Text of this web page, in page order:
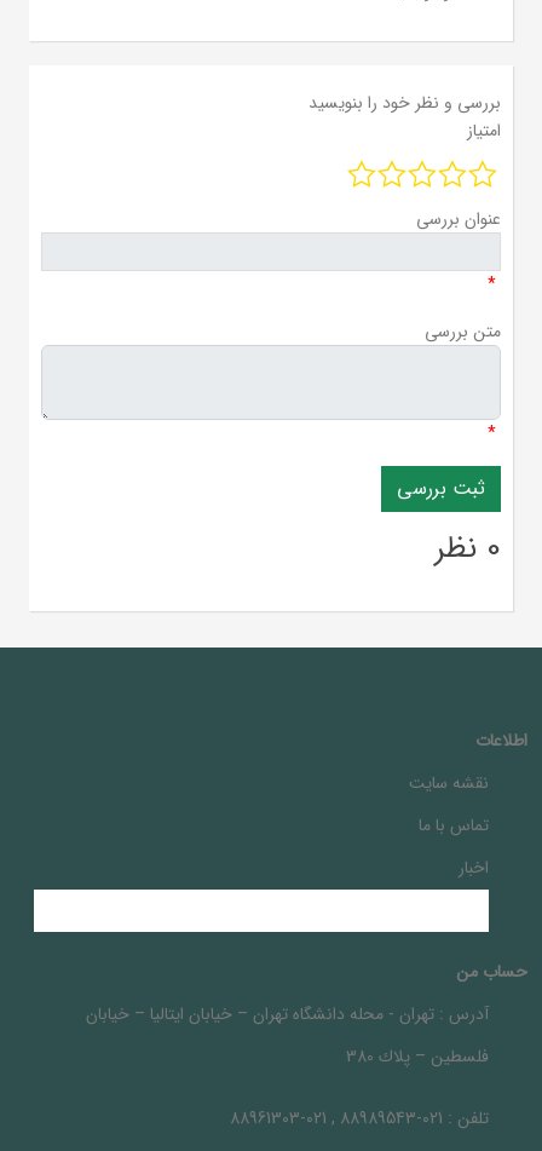
بررسی و نظر خود را بنویسید
امتیاز
عنوان بررسی
*
متن بررسی
*
0 نظر
اطلاعات
نقشه سایت
تماس با ما
اخبار
حساب من
آدرس : تهران - محله دانشگاه تهران – خيابان ايتاليا – خيابان
فلسطين – پلاك 380
تلفن : 021-88989543 , 021-88961303